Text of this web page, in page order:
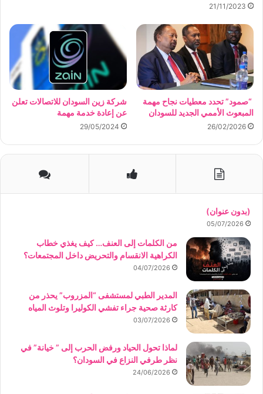
21/11/2023
“صمود” تحدد معطيات نجاح مهمة
المبعوث الأممي الجديد للسودان
26/02/2026
شركة زين السودان للاتصالات تعلن
عن إعادة خدمة مهمة
29/05/2024
(بدون عنوان)
05/07/2026
من الكلمات إلى العنف… كيف يغذي خطاب
الكراهية الانقسام والتحريض داخل المجتمعات؟
04/07/2026
المدير الطبي لمستشفى “المزروب” يحذر من
كارثة صحية جراء تفشي الكوليرا وتلوث المياه
03/07/2026
لماذا تحول الحياد ورفض الحرب إلى ” خيانة” في
نظر طرفي النزاع في السودان؟
24/06/2026